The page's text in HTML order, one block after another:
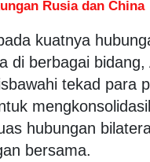
Rusia dan China
kuatnya
di berbagai bidang,
tekad para
hubungan
bersama.